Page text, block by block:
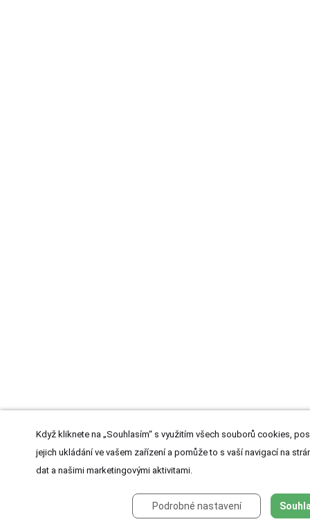
Když kliknete na „Souhlasím“ s využitím všech souborů cookies,
jejich ukládání ve vašem zařízení a pomůže to s vaší navigací na
dat a našimi marketingovými aktivitami.
Podrobné nastavení